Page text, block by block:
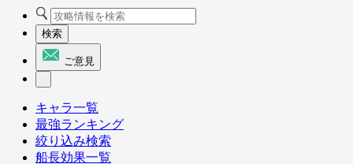
検索
ご意見
キャラ一覧
最強ランキング
絞り込み検索
船長効果一覧